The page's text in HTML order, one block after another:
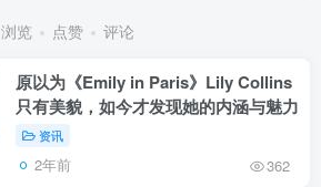
浏览 点赞 评论
原以为《Emily in Paris》Lily Collins
只有美貌，如今才发现她的内涵与魅力
资讯
2年前 362